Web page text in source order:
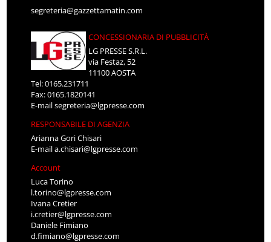
segreteria@gazzettamatin.com
CONCESSIONARIA DI PUBBLICITÀ
LG PRESSE S.R.L.
via Festaz, 52
11100 AOSTA
Tel: 0165.231711
Fax: 0165.1820141
E-mailsegreteria@lgpresse.com
RESPONSABILE DI AGENZIA
Arianna Gori Chisari
E-maila.chisari@lgpresse.com
Account
Luca Torino
l.torino@lgpresse.com
Ivana Cretier
i.cretier@lgpresse.com
Daniele Fimiano
d.fimiano@lgpresse.com